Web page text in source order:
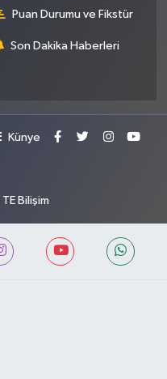
Puan Durumu ve Fikstür
Son Dakika Haberleri
Künye
TE Bilişim